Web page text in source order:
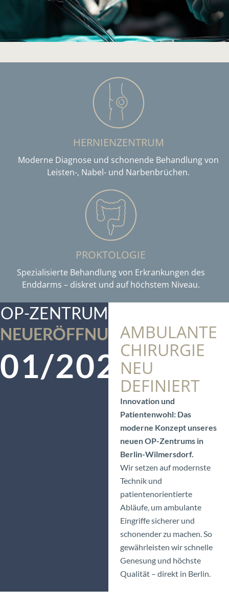
HERNIENZENTRUM
Moderne Diagnose und schonende Behandlung von
Leisten-, Nabel- und Narbenbrüchen.
PROKTOLOGIE
Spezialisierte Behandlung von Erkrankungen des
Enddarms – diskret und auf höchstem Niveau.
OP-ZENTRUM
NEUERÖFFNUNG
01/2026
AMBULANTE
CHIRURGIE
NEU
DEFINIERT
Innovation und
Patientenwohl: Das
moderne Konzept unseres
neuen OP-Zentrums in
Berlin-Wilmersdorf.
Wir setzen auf modernste
Technik und
patientenorientierte
Abläufe, um ambulante
Eingriffe sicherer und
schonender zu machen. So
gewährleisten wir schnelle
Genesung und höchste
Qualität – direkt in Berlin.